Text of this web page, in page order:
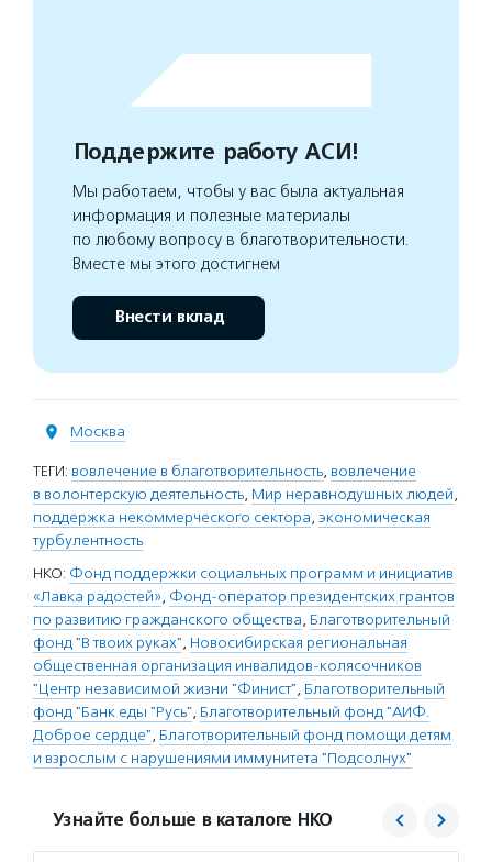
Поддержите работу АСИ!
Мы работаем, чтобы у вас была актуальная
информация и полезные материалы
по любому вопросу в благотворительности.
Вместе мы этого достигнем
Внести вклад
Москва
ТЕГИ: вовлечение в благотворительность, вовлечение
в волонтерскую деятельность, Мир неравнодушных людей,
поддержка некоммерческого сектора, экономическая
турбулентность
НКО: Фонд поддержки социальных программ и инициатив
«Лавка радостей», Фонд-оператор президентских грантов
по развитию гражданского общества, Благотворительный
фонд "В твоих руках", Новосибирская региональная
общественная организация инвалидов-колясочников
"Центр независимой жизни "Финист", Благотворительный
фонд "Банк еды "Русь", Благотворительный фонд "АИФ.
Доброе сердце", Благотворительный фонд помощи детям
и взрослым с нарушениями иммунитета "Подсолнух"
Узнайте больше в каталоге НКО